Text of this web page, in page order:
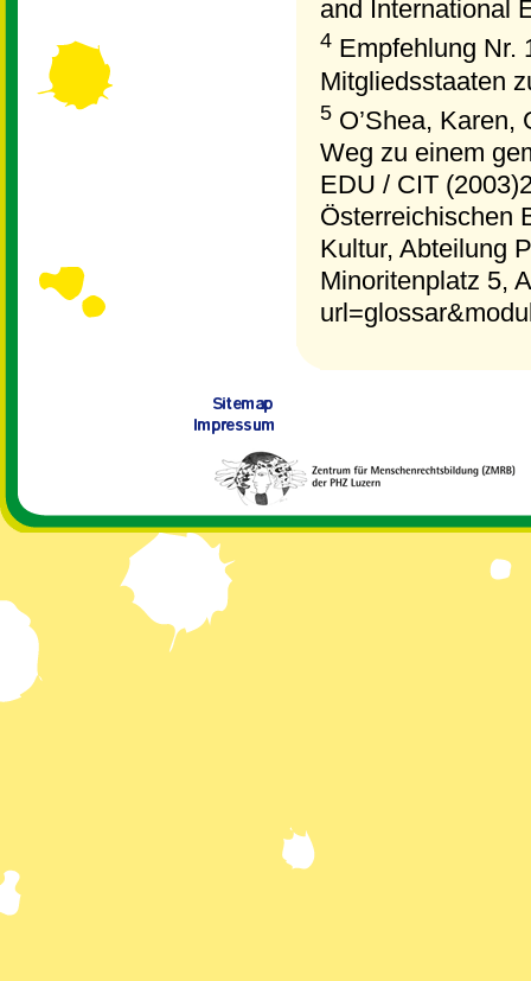
and International
4 Empfehlung Nr.
Mitgliedsstaaten
5 O’Shea,
Weg zu einem
EDU / CIT
Österreichischen
Kultur, Abteilung
Minoritenplatz 5,